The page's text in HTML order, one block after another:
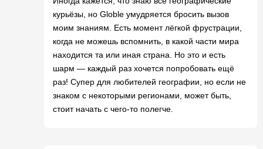
курьёзы, но Globle умудряется бросить вызов
моим знаниям. Есть момент лёгкой фрустрации,
когда не можешь вспомнить, в какой части мира
находится та или иная страна. Но это и есть
шарм — каждый раз хочется попробовать ещё
раз! Супер для любителей географии, но если не
знаком с некоторыми регионами, может быть,
стоит начать с чего-то полегче.